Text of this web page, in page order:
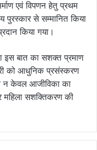
एवं विपणन हेतु प्रथम
पुरस्कार से सम्मानित किया
किया गया।
इस बात का सशक्त प्रमाण
को आधुनिक प्रसंस्करण
न केवल आजीविका का
महिला सशक्तिकरण की